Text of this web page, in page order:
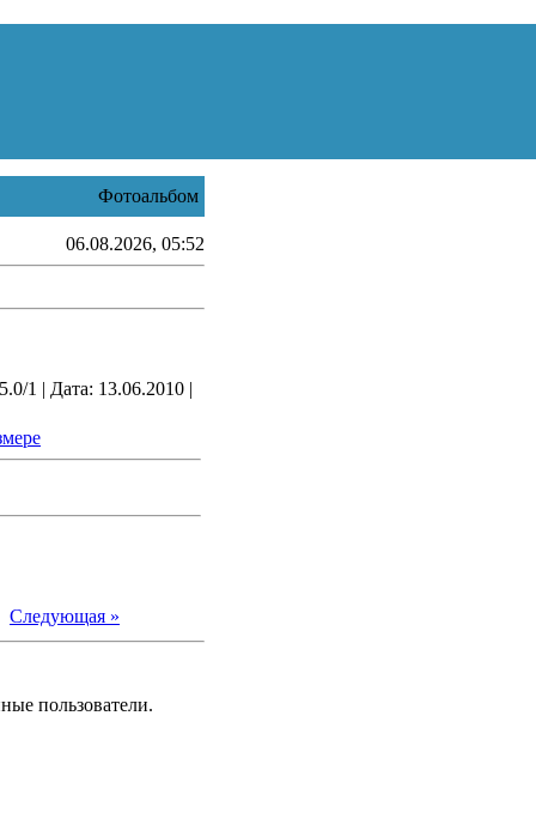
Фотоальбом
06.08.2026, 05:52
1 | Дата: 13.06.2010 |
Следующая »
пользователи.